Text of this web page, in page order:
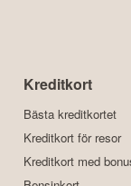
Kreditkort
Bästa kreditkortet
Kreditkort för resor
Kreditkort med